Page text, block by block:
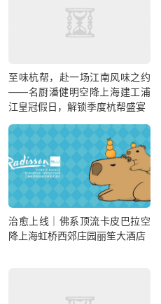
至味杭帮，赴一场江南风味之约
——名厨潘健明空降上海建工浦
江皇冠假日，解锁季度杭帮盛宴
治愈上线｜佛系顶流卡皮巴拉空
降上海虹桥西郊庄园丽笙大酒店